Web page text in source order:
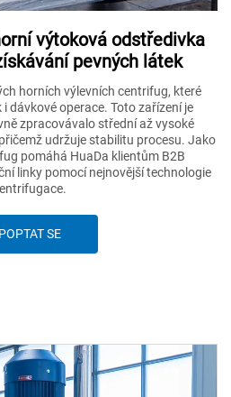
výtoková odstředivka
pevných látek
horních výlevních centrifug, které
dávkové operace. Toto zařízení je
zpracovávalo střední až vysoké
udržuje stabilitu procesu. Jako
pomáhá HuaDa klientům B2B
linky pomocí nejnovější technologie
POPTAT SE